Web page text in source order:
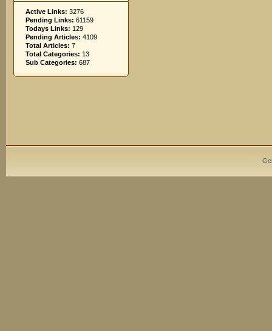
Active Links: 3276
Pending Links: 61159
Todays Links: 129
Pending Articles: 4109
Total Articles: 7
Total Categories: 13
Sub Categories: 687